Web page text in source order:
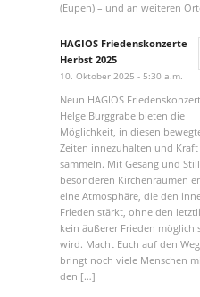
(Eupen) – und an weiteren
HAGIOS Friedenskonzerte
Herbst 2025
10. Oktober 2025 - 5:30 a.m.
Neun HAGIOS
Helge Burggrabe bieten die
Möglichkeit, in diesen
Zeiten innezuhalten und Kraft
sammeln. Mit Gesang und
besonderen Kirchenräumen
eine Atmosphäre, die den
Frieden stärkt, ohne den
kein äußerer Frieden möglich
wird. Macht Euch auf den
bringt noch viele Menschen
den […]